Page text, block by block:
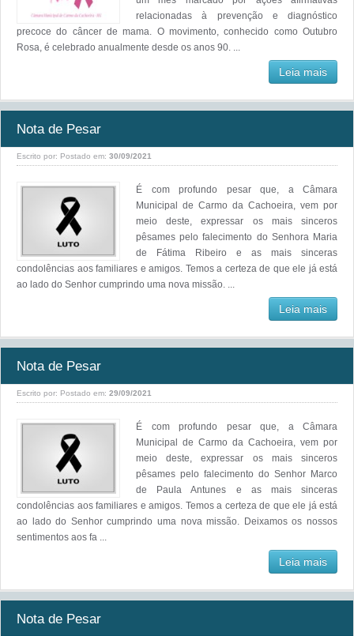
relacionadas à prevenção e diagnóstico
precoce do câncer de mama. O movimento, conhecido como Outubro
Rosa, é celebrado anualmente desde os anos 90. ...
Leia mais
Nota de Pesar
Escrito por: Postado em: 30/09/2021
É com profundo pesar que, a Câmara
Municipal de Carmo da Cachoeira, vem por
meio deste, expressar os mais sinceros
pêsames pelo falecimento do Senhora Maria
de Fátima Ribeiro e as mais sinceras
condolências aos familiares e amigos. Temos a certeza de que ele já está
ao lado do Senhor cumprindo uma nova missão. ...
Leia mais
Nota de Pesar
Escrito por: Postado em: 29/09/2021
É com profundo pesar que, a Câmara
Municipal de Carmo da Cachoeira, vem por
meio deste, expressar os mais sinceros
pêsames pelo falecimento do Senhor Marco
de Paula Antunes e as mais sinceras
condolências aos familiares e amigos. Temos a certeza de que ele já está
ao lado do Senhor cumprindo uma nova missão. Deixamos os nossos
sentimentos aos fa ...
Leia mais
Nota de Pesar